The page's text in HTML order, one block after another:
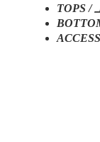
TOPS /